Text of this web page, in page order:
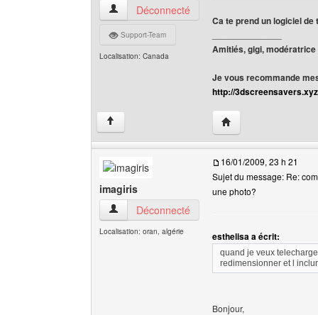
gif-transparent Voir le profil de l'utilisateur
Déconnecté
Support-Team
Localisation: Canada
Ca te prend un logiciel
Amitiés, gigi, modératrice
Je vous recommande
http://3dscreensavers.xyz
↑ Visiter le site web
imagiris
imagiris Voir le profil de l'utilisateur
Déconnecté
Localisation: oran, algérie
16/01/2009, 23 h 21
Sujet du message: Re:
une photo?
esthelisa a écrit:
quand je veux
redimensionner et l
Bonjour,